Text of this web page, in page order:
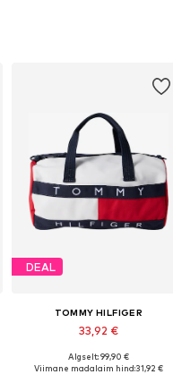
DEAL
TOMMY HILFIGER
33,92 €
Saadaolevad suurused: One Size
Algselt: 99,90 €
Viimane madalaim hind:31,92 €